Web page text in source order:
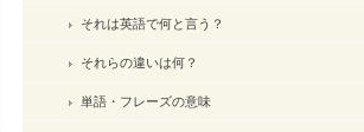
それは英語で何と言う？
それらの違いは何？
単語・フレーズの意味